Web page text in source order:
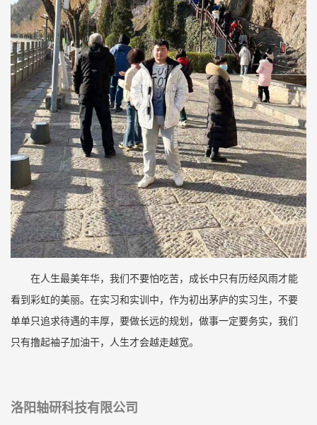
在人生最美年华，我们不要怕吃苦，成长中只有历经风雨才能
看到彩虹的美丽。在实习和实训中，作为初出茅庐的实习生，不要
单单只追求待遇的丰厚，要做长远的规划，做事一定要务实，我们
只有撸起袖子加油干，人生才会越走越宽。
洛阳轴研科技有限公司